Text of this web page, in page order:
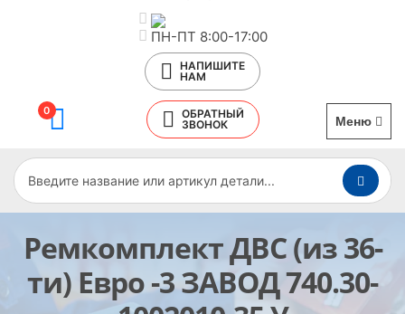
ПН-ПТ 8:00-17:00
НАПИШИТЕ
НАМ
0
ОБРАТНЫЙ
ЗВОНОК
Меню
Ремкомплект ДВС (из 36-
ти) Евро -3 ЗАВОД 740.30-